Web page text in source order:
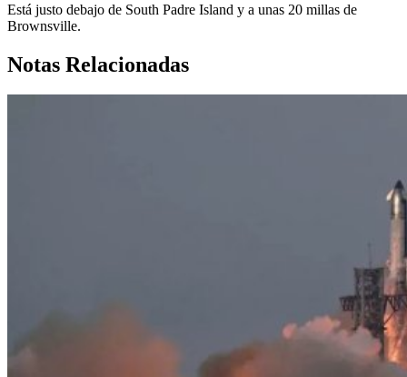
Está justo debajo de South Padre Island y a unas 20 millas de
Brownsville.
Notas Relacionadas